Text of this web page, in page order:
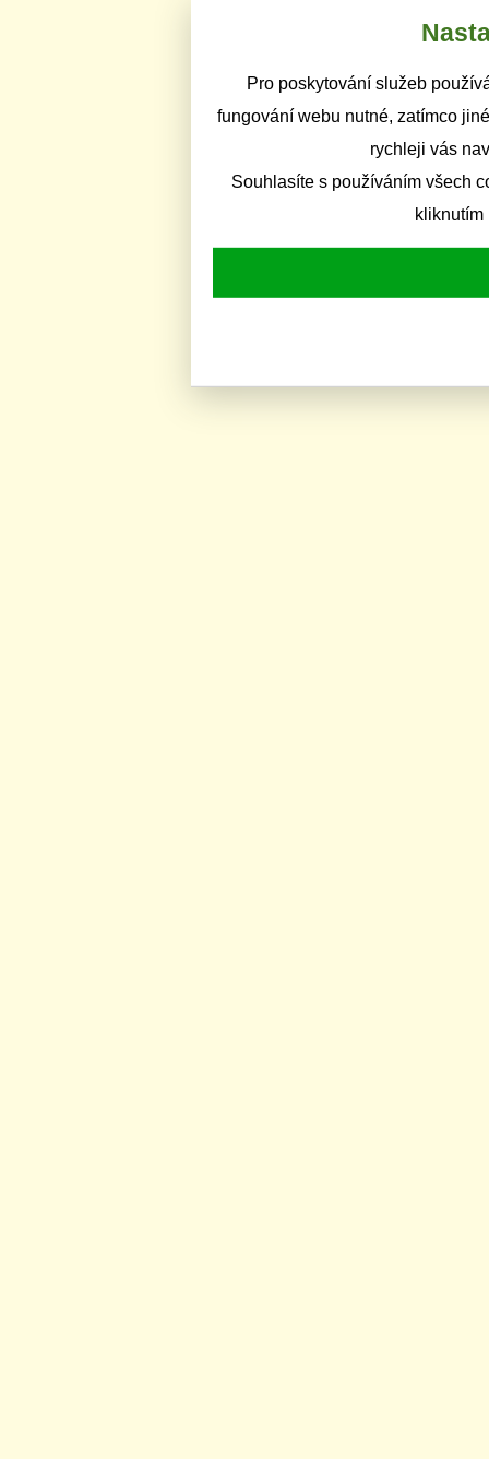
Pro poskytování služeb
fungování webu nutné, zatímco
rychleji vás
Souhlasíte s používáním všech
kliknutím